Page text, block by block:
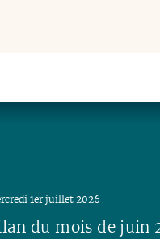
du mois de juin
1er juillet 2026